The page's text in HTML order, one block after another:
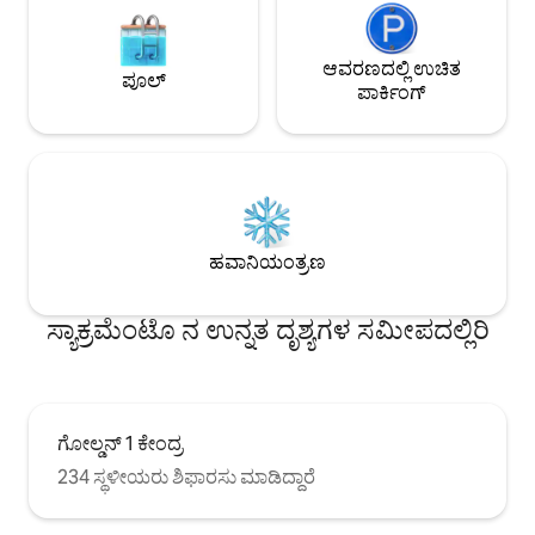
ಪೂಲ್
ಆವರಣದಲ್ಲಿ ಉಚಿತ
ಪಾರ್ಕಿಂಗ್
ಹವಾನಿಯಂತ್ರಣ
ಸ್ಯಾಕ್ರಮೆಂಟೊ ನ ಉನ್ನತ ದೃಶ್ಯಗಳ ಸಮೀಪದಲ್ಲಿರಿ
ಗೋಲ್ಡನ್ 1 ಕೇಂದ್ರ
234 ಸ್ಥಳೀಯರು ಶಿಫಾರಸು ಮಾಡಿದ್ದಾರೆ